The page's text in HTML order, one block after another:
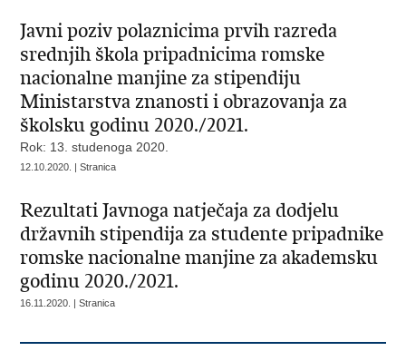
Javni poziv polaznicima prvih razreda
srednjih škola pripadnicima romske
nacionalne manjine za stipendiju
Ministarstva znanosti i obrazovanja za
školsku godinu 2020./2021.
Rok: 13. studenoga 2020.
12.10.2020. | Stranica
Rezultati Javnoga natječaja za dodjelu
državnih stipendija za studente pripadnike
romske nacionalne manjine za akademsku
godinu 2020./2021.
16.11.2020. | Stranica